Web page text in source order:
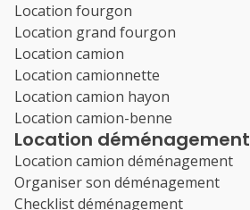
Location fourgon
Location grand fourgon
Location camion
Location camionnette
Location camion hayon
Location camion-benne
Location déménagement
Location camion déménagement
Organiser son déménagement
Checklist déménagement